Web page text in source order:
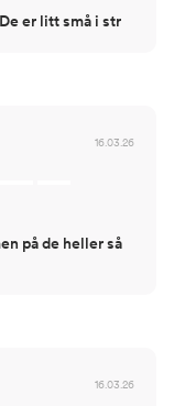
er litt små i str
16.03.26
på de heller så
16.03.26